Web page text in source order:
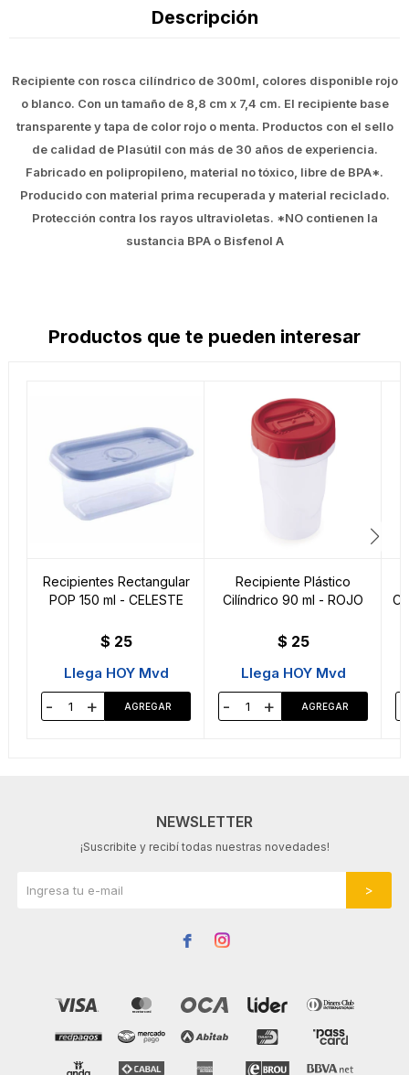
Descripción
Recipiente con rosca cilíndrico de 300ml, colores disponible rojo
o blanco. Con un tamaño de 8,8 cm x 7,4 cm. El recipiente base
transparente y tapa de color rojo o menta. Productos con el sello
de calidad de Plasútil con más de 30 años de experiencia.
Fabricado en polipropileno, material no tóxico, libre de BPA*.
Producido con material prima recuperada y material reciclado.
Protección contra los rayos ultravioletas. *NO contienen la
sustancia BPA o Bisfenol A
Productos que te pueden interesar
Recipientes Rectangular
POP 150 ml - CELESTE
$ 25
Llega HOY Mvd
- +
Recipiente Plástico
Cilíndrico 90 ml - ROJO
$ 25
Llega HOY Mvd
- +
NEWSLETTER
¡Suscribite y recibí todas nuestras novedades!
 